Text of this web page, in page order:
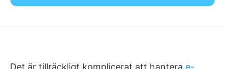
Det är tillräckligt komplicerat att hantera e-